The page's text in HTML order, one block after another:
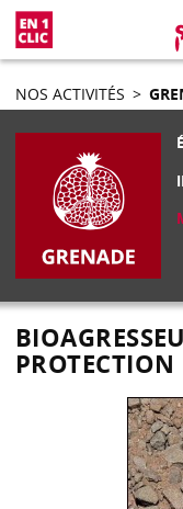
NOS ACTIVITÉS >
PROTECTION